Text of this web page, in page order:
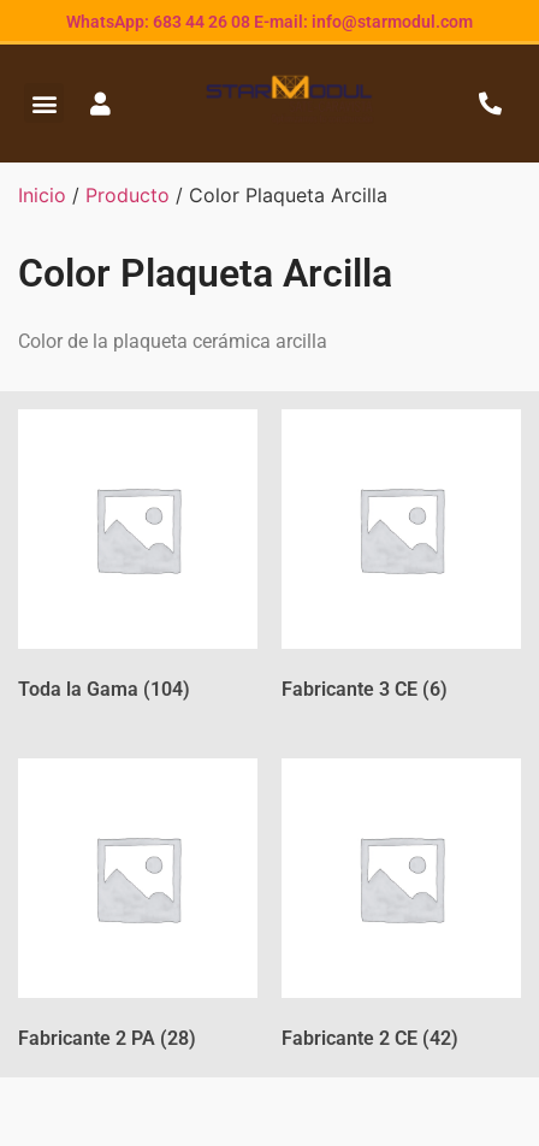
WhatsApp: 683 44 26 08 E-mail: info@starmodul.com
Inicio / Producto / Color Plaqueta Arcilla
Color Plaqueta Arcilla
Color de la plaqueta cerámica arcilla
Toda la Gama (104) Fabricante 3 CE (6)
Fabricante 2 PA (28) Fabricante 2 CE (42)